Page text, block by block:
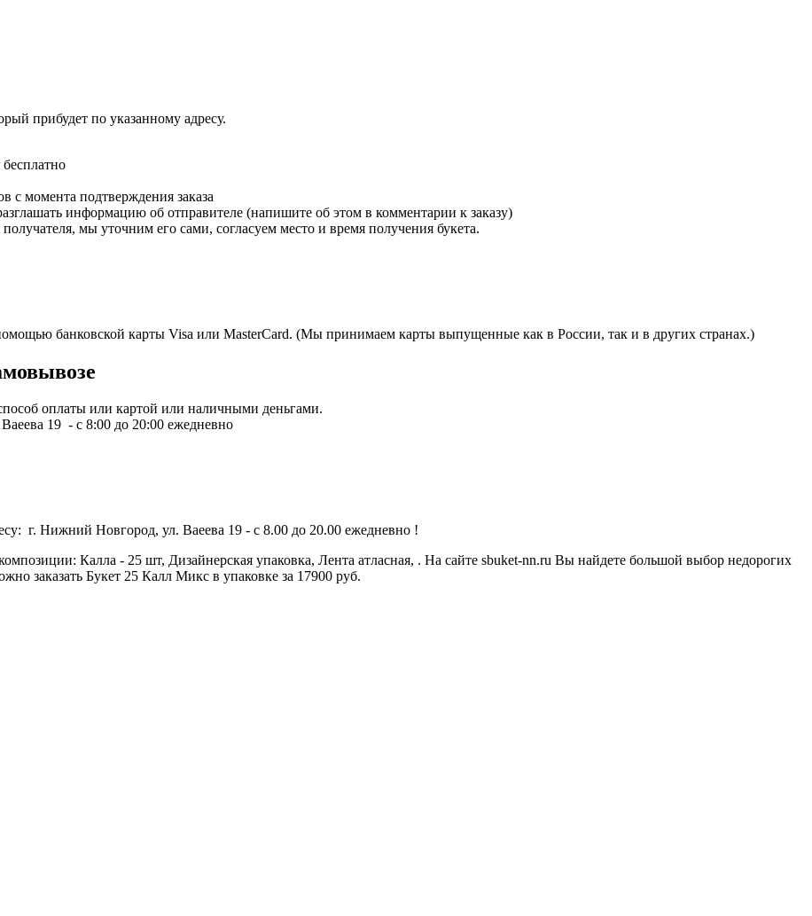
прибудет по указанному адресу.
с момента подтверждения заказа
информацию об отправителе (напишите об этом в комментарии к заказу)
мы уточним его сами, согласуем место и время получения букета.
банковской карты Visa или MasterCard. (Мы принимаем карты выпущенные как в России, так и в других странах.)
оплаты или картой или наличными деньгами.
19 - с 8:00 до 20:00 ежедневно
г. Нижний Новгород, ул. Ваеева 19 - с 8.00 до 20.00 ежедневно !
Калла - 25 шт, Дизайнерская упаковка, Лента атласная, . На сайте sbuket-nn.ru Вы найдете большой выбор недорогих
заказать Букет 25 Калл Микс в упаковке за 17900 руб.